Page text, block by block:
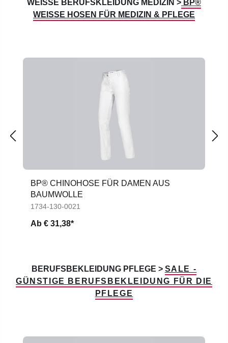
WEISSE BERUFSKLEIDUNG MEDIZIN > BP®
WEISSE HOSEN FÜR MEDIZIN & PFLEGE
BP® CHINOHOSE FÜR DAMEN AUS
BAUMWOLLE
1734-130-0021
Ab € 31,38*
BERUFSBEKLEIDUNG PFLEGE > SALE -
GÜNSTIGE BERUFSBEKLEIDUNG FÜR DIE
PFLEGE